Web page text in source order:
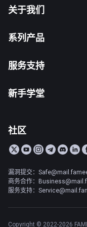
关于我们
系列产品
服务支持
新手学堂
社区
漏洞提交：
商务合作：
服务支持：
Copyright © 2022-2026